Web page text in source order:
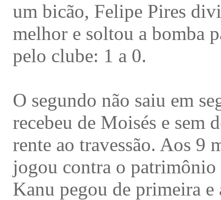
um bicão, Felipe Pires
melhor e soltou a bomba
pelo clube: 1 a 0.
O segundo não saiu em
recebeu de Moisés e sem
rente ao travessão. Aos 9
jogou contra o patrimônio
Kanu pegou de primeira